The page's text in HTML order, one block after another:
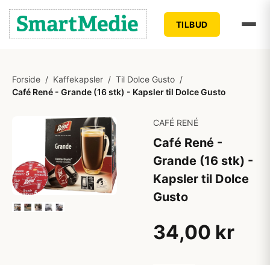
TILBUD
Forside / Kaffekapsler / Til Dolce Gusto /
Café René - Grande (16 stk) - Kapsler til Dolce Gusto
CAFÉ RENÉ
Café René -
Grande (16 stk) -
Kapsler til Dolce
Gusto
34,00 kr